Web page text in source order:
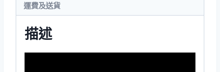
尺
運費及送貨
描述